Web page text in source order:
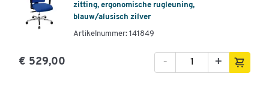
zitting, ergonomische rugleuning,
blauw/alusisch zilver
Artikelnummer: 141849
€ 529,00 +
-